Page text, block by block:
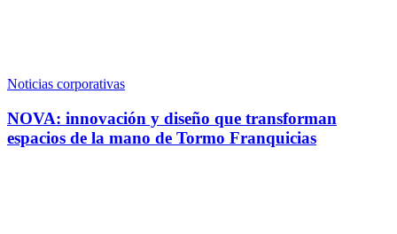
Noticias corporativas
NOVA: innovación y diseño que transforman
espacios de la mano de Tormo Franquicias